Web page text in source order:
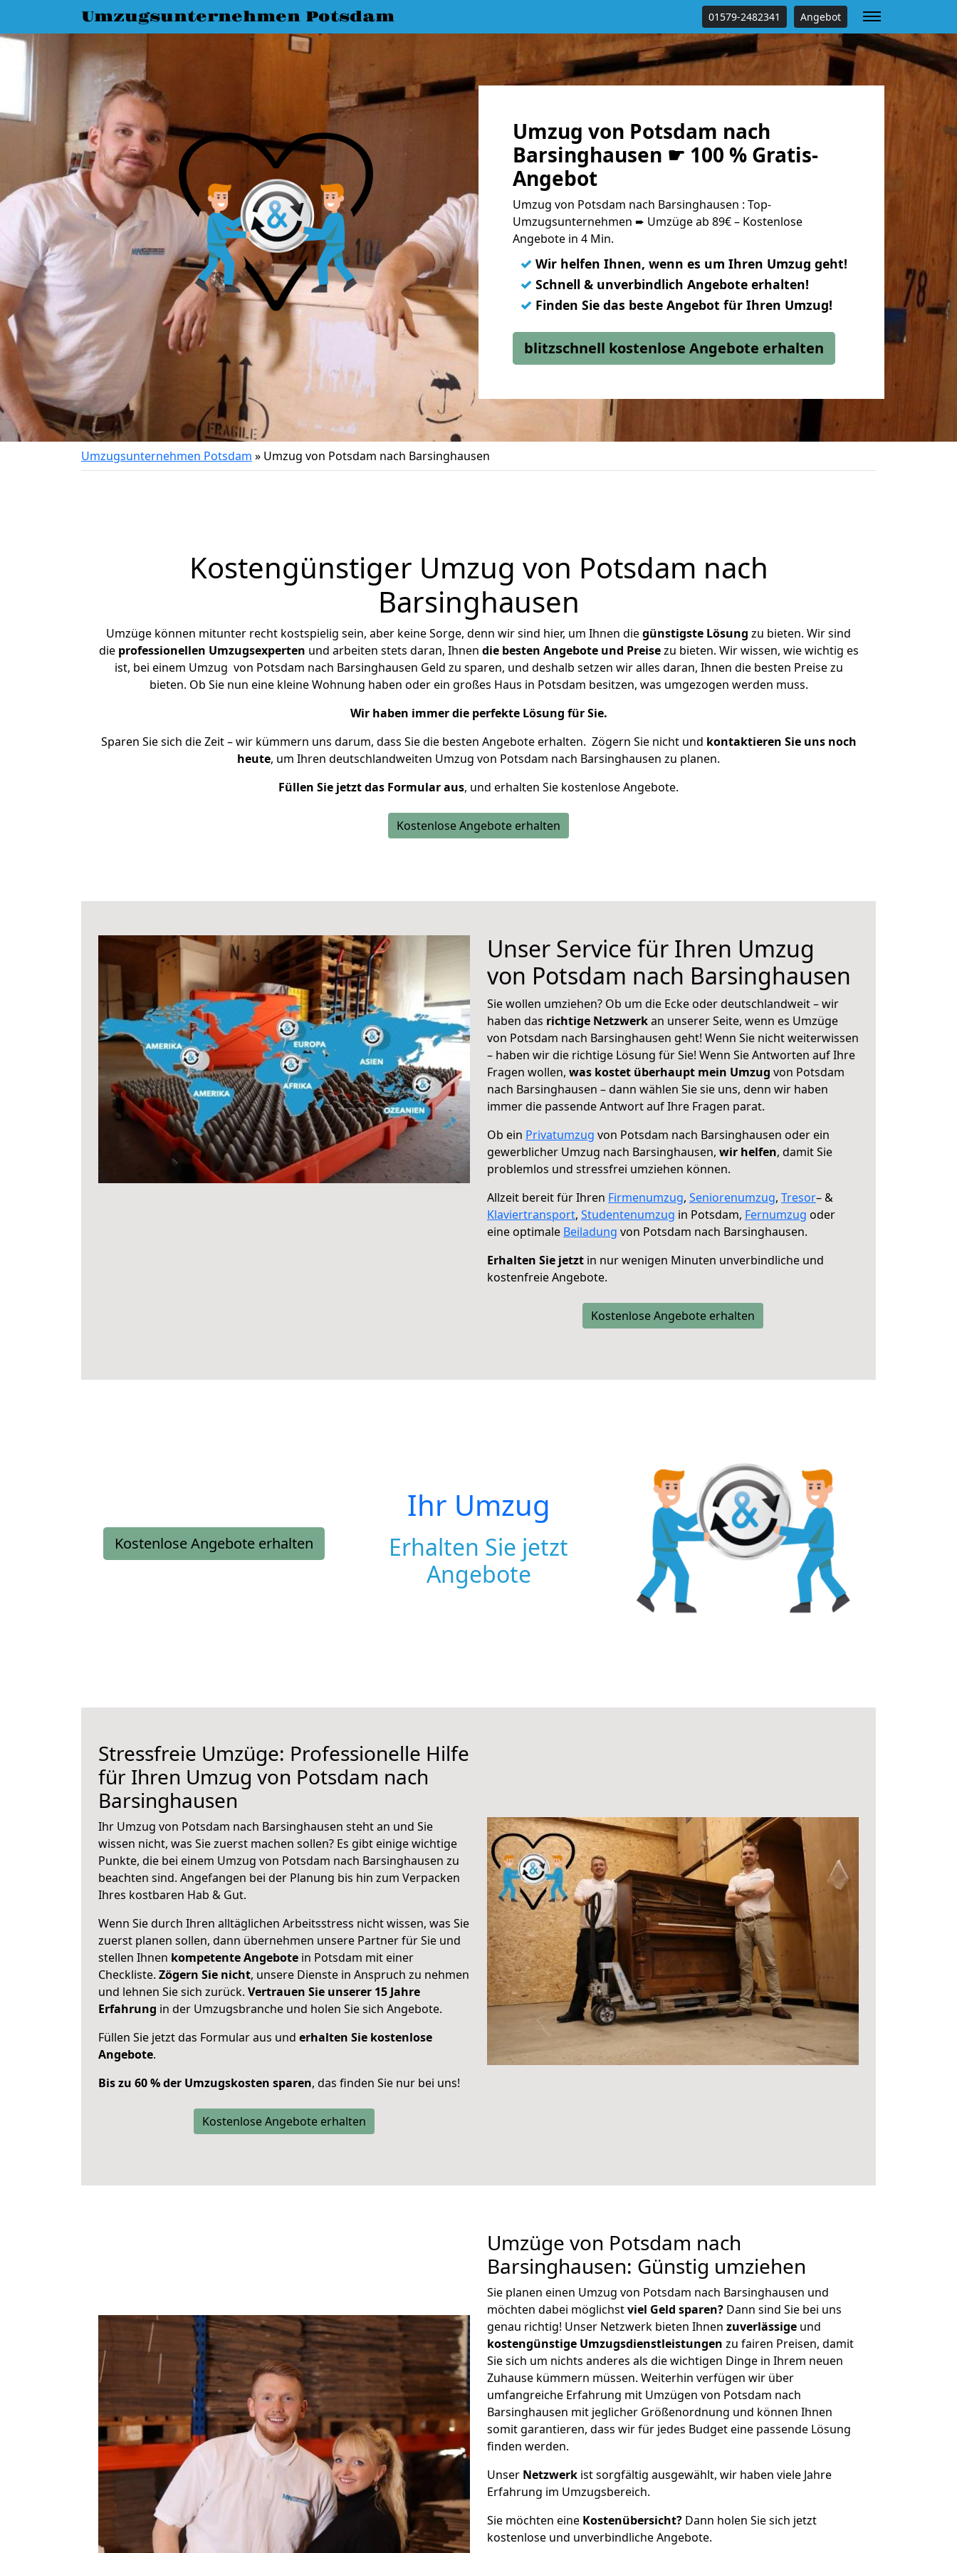
Umzugsunternehmen Potsdam 01579-2482341 Angebot
Umzug von Potsdam nach
Barsinghausen ☛ 100 % Gratis-
Angebot
Umzug von Potsdam nach Barsinghausen : Top-
Umzugsunternehmen ➨ Umzüge ab 89€ – Kostenlose
Angebote in 4 Min.
✓ Wir helfen Ihnen, wenn es um Ihren Umzug geht!
✓ Schnell & unverbindlich Angebote erhalten!
✓ Finden Sie das beste Angebot für Ihren Umzug!
blitzschnell kostenlose Angebote erhalten
Umzugsunternehmen Potsdam » Umzug von Potsdam nach Barsinghausen
Kostengünstiger Umzug von Potsdam nach
Barsinghausen
Umzüge können mitunter recht kostspielig sein, aber keine Sorge, denn wir sind hier, um Ihnen diegünstigste Lösung zu bieten. Wir sind
die professionellen Umzugsexperten und arbeiten stets daran, Ihnen die besten Angebote und Preisezu bieten. Wir wissen, wie wichtig es
ist, bei einem Umzug von Potsdam nach Barsinghausen Geld zu sparen, und deshalb setzen wir alles daran, Ihnen die besten Preise zu
bieten. Ob Sie nun eine kleine Wohnung haben oder ein großes Haus in Potsdam besitzen, was umgezogen werden muss.
Wir haben immer die perfekte Lösung für Sie.
Sparen Sie sich die Zeit – wir kümmern uns darum, dass Sie die besten Angebote erhalten. Zögern Sie nicht und kontaktieren Sie uns noch
heute, um Ihren deutschlandweiten Umzug von Potsdam nach Barsinghausen zu planen.
Füllen Sie jetzt das Formular aus, und erhalten Sie kostenlose Angebote.
Kostenlose Angebote erhalten
Unser Service für Ihren Umzug
von Potsdam nach Barsinghausen
Sie wollen umziehen? Ob um die Ecke oder deutschlandweit – wir
haben das richtige Netzwerkan unserer Seite, wenn es Umzüge
von Potsdam nach Barsinghausen geht! Wenn Sie nicht weiterwissen
– haben wir die richtige Lösung für Sie! Wenn Sie Antworten auf Ihre
Fragen wollen, was kostet überhaupt mein Umzug von Potsdam
nach Barsinghausen – dann wählen Sie sie uns, denn wir haben
immer die passende Antwort auf Ihre Fragen parat.
Ob ein Privatumzug von Potsdam nach Barsinghausen oder ein
gewerblicher Umzug nach Barsinghausen, wir helfen, damit Sie
problemlos und stressfrei umziehen können.
Allzeit bereit für Ihren Firmenumzug, Seniorenumzug, Tresor– &
Klaviertransport, Studentenumzug in Potsdam, Fernumzug oder
eine optimale Beiladung von Potsdam nach Barsinghausen.
Erhalten Sie jetzt in nur wenigen Minuten unverbindliche und
kostenfreie Angebote.
Kostenlose Angebote erhalten
Kostenlose Angebote erhalten
Ihr Umzug
Erhalten Sie jetzt
Angebote
Stressfreie Umzüge: Professionelle Hilfe
für Ihren Umzug von Potsdam nach
Barsinghausen
Ihr Umzug von Potsdam nach Barsinghausen steht an und Sie
wissen nicht, was Sie zuerst machen sollen? Es gibt einige wichtige
Punkte, die bei einem Umzug von Potsdam nach Barsinghausen zu
beachten sind. Angefangen bei der Planung bis hin zum Verpacken
Ihres kostbaren Hab & Gut.
Wenn Sie durch Ihren alltäglichen Arbeitsstress nicht wissen, was Sie
zuerst planen sollen, dann übernehmen unsere Partner für Sie und
stellen Ihnen kompetente Angebote in Potsdam mit einer
Checkliste. Zögern Sie nicht, unsere Dienste in Anspruch zu nehmen
und lehnen Sie sich zurück. Vertrauen Sie unserer 15 Jahre
Erfahrung in der Umzugsbranche und holen Sie sich Angebote.
Füllen Sie jetzt das Formular aus und erhalten Sie kostenlose
Angebote.
Bis zu 60 % der Umzugskosten sparen, das finden Sie nur bei uns!
Kostenlose Angebote erhalten
Umzüge von Potsdam nach
Barsinghausen: Günstig umziehen
Sie planen einen Umzug von Potsdam nach Barsinghausen und
möchten dabei möglichstviel Geld sparen? Dann sind Sie bei uns
genau richtig! Unser Netzwerk bieten Ihnen zuverlässige und
kostengünstige Umzugsdienstleistungen zu fairen Preisen, damit
Sie sich um nichts anderes als die wichtigen Dinge in Ihrem neuen
Zuhause kümmern müssen. Weiterhin verfügen wir über
umfangreiche Erfahrung mit Umzügen von Potsdam nach
Barsinghausen mit jeglicher Größenordnung und können Ihnen
somit garantieren, dass wir für jedes Budget eine passende Lösung
finden werden.
Unser Netzwerk ist sorgfältig ausgewählt, wir haben viele Jahre
Erfahrung im Umzugsbereich.
Sie möchten eine Kostenübersicht? Dann holen Sie sich jetzt
kostenlose und unverbindliche Angebote.